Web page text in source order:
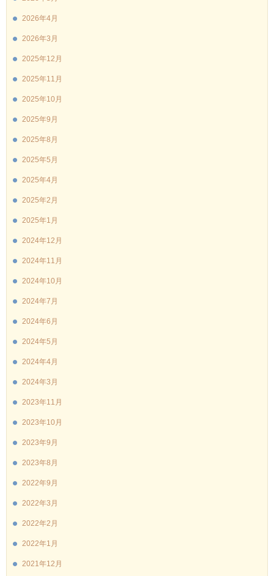
2026年4月
2026年3月
2025年12月
2025年11月
2025年10月
2025年9月
2025年8月
2025年5月
2025年4月
2025年2月
2025年1月
2024年12月
2024年11月
2024年10月
2024年7月
2024年6月
2024年5月
2024年4月
2024年3月
2023年11月
2023年10月
2023年9月
2023年8月
2022年9月
2022年3月
2022年2月
2022年1月
2021年12月